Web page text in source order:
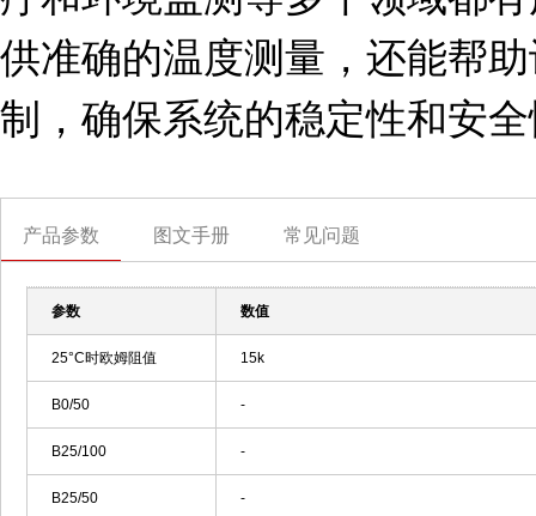
供准确的温度测量，还能帮
制，确保系统的稳定性和安
产品参数 图文手册 常见问题
参数 数值
25°C时欧姆阻值 15k
B0/50 -
B25/100 -
B25/50 -